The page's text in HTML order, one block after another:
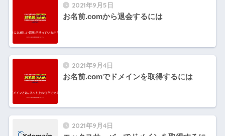
2021年9月5日
お名前.comから退会するには
2021年9月4日
お名前.comでドメインを取得するには
2021年9月4日